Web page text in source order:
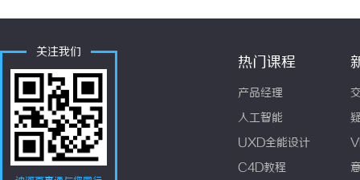
关注我们
热门课程
产品经理
人工智能
UXD全能设计
C4D教程